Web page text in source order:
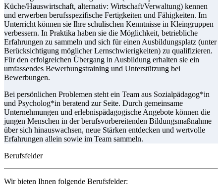
Küche/Hauswirtschaft, alternativ: Wirtschaft/Verwaltung) kennen
und erwerben berufsspezifische Fertigkeiten und Fähigkeiten. Im
Unterricht können sie Ihre schulischen Kenntnisse in Kleingruppen
verbessern. In Praktika haben sie die Möglichkeit, betriebliche
Erfahrungen zu sammeln und sich für einen Ausbildungsplatz (unter
Berücksichtigung möglicher Lernschwierigkeiten) zu qualifizieren.
Für den erfolgreichen Übergang in Ausbildung erhalten sie ein
umfassendes Bewerbungstraining und Unterstützung bei
Bewerbungen.
Bei persönlichen Problemen steht ein Team aus Sozialpädagog*in
und Psycholog*in beratend zur Seite. Durch gemeinsame
Unternehmungen und erlebnispädagogische Angebote können die
jungen Menschen in der berufsvorbereitenden Bildungsmaßnahme
über sich hinauswachsen, neue Stärken entdecken und wertvolle
Erfahrungen allein sowie im Team sammeln.
Berufsfelder
Wir bieten Ihnen folgende Berufsfelder: